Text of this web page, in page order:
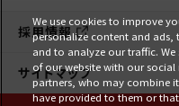
採用情報
サイトマップ
We use cookies to improve
personalize content and ads,
and to analyze our traffic.
of our website with our
partners, who may combine
have provided to them or